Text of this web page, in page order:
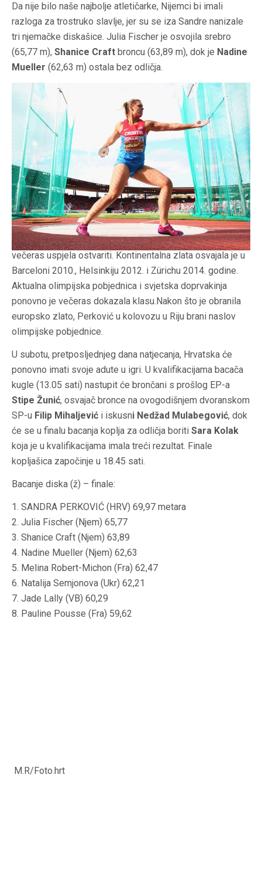
Da nije bilo naše najbolje atletičarke, Nijemci bi imali
razloga za trostruko slavlje, jer su se iza Sandre nanizale
tri njemačke diskašice. Julia Fischer je osvojila srebro
(65,77 m), Shanice Craft broncu (63,89 m), dok je Nadine
Mueller (62,63 m) ostala bez odličja.
Samo dvije atletičarke u povijesti su četiri puta zaredom
uspjele postati europske prvakinje, što je Perković
večeras uspjela ostvariti. Kontinentalna zlata osvajala je u
Barceloni 2010., Helsinkiju 2012. i Zürichu 2014. godine.
Aktualna olimpijska pobjednica i svjetska doprvakinja
ponovno je večeras dokazala klasu.Nakon što je obranila
europsko zlato, Perković u kolovozu u Riju brani naslov
olimpijske pobjednice.
U subotu, pretposljednjeg dana natjecanja, Hrvatska će
ponovno imati svoje adute u igri. U kvalifikacijama bacača
kugle (13.05 sati) nastupit će brončani s prošlog EP-a
Stipe Žunić, osvajač bronce na ovogodišnjem dvoranskom
SP-u Filip Mihaljević i iskusni Nedžad Mulabegović, dok
će se u finalu bacanja koplja za odličja boriti Sara Kolak
koja je u kvalifikacijama imala treći rezultat. Finale
kopljašica započinje u 18.45 sati.
Bacanje diska (ž) – finale:
1. SANDRA PERKOVIĆ (HRV) 69,97 metara
2. Julia Fischer (Njem) 65,77
3. Shanice Craft (Njem) 63,89
4. Nadine Mueller (Njem) 62,63
5. Melina Robert-Michon (Fra) 62,47
6. Natalija Semjonova (Ukr) 62,21
7. Jade Lally (VB) 60,29
8. Pauline Pousse (Fra) 59,62
M.R/Foto.hrt